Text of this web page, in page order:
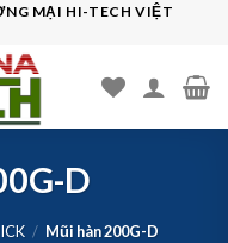
MẠI HI-TECH VIỆT
D
/ Mũi hàn 200G-D